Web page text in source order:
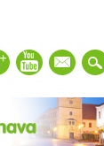
mail